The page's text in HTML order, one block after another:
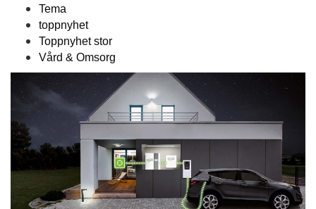
Tema
toppnyhet
Toppnyhet stor
Vård & Omsorg